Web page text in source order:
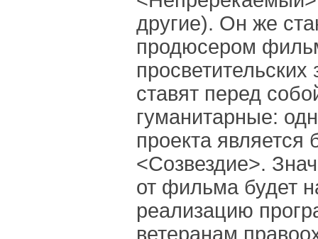
другие). Он же
продюсером
ставят перед
гуманитарные:
проекта является
<Созвездие>.
от фильма будет
реализацию
ветеранам